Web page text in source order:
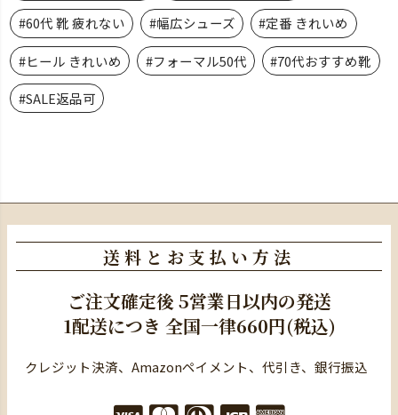
#60代 靴 疲れない #幅広シューズ #定番 きれいめ
#ヒール きれいめ #フォーマル50代 #70代おすすめ靴
#SALE返品可
送料とお支払い方法
ご注文確定後5営業日以内の発送
1配送につき 全国一律660円(税込)
クレジット決済、Amazonペイメント、代引き、銀行振込